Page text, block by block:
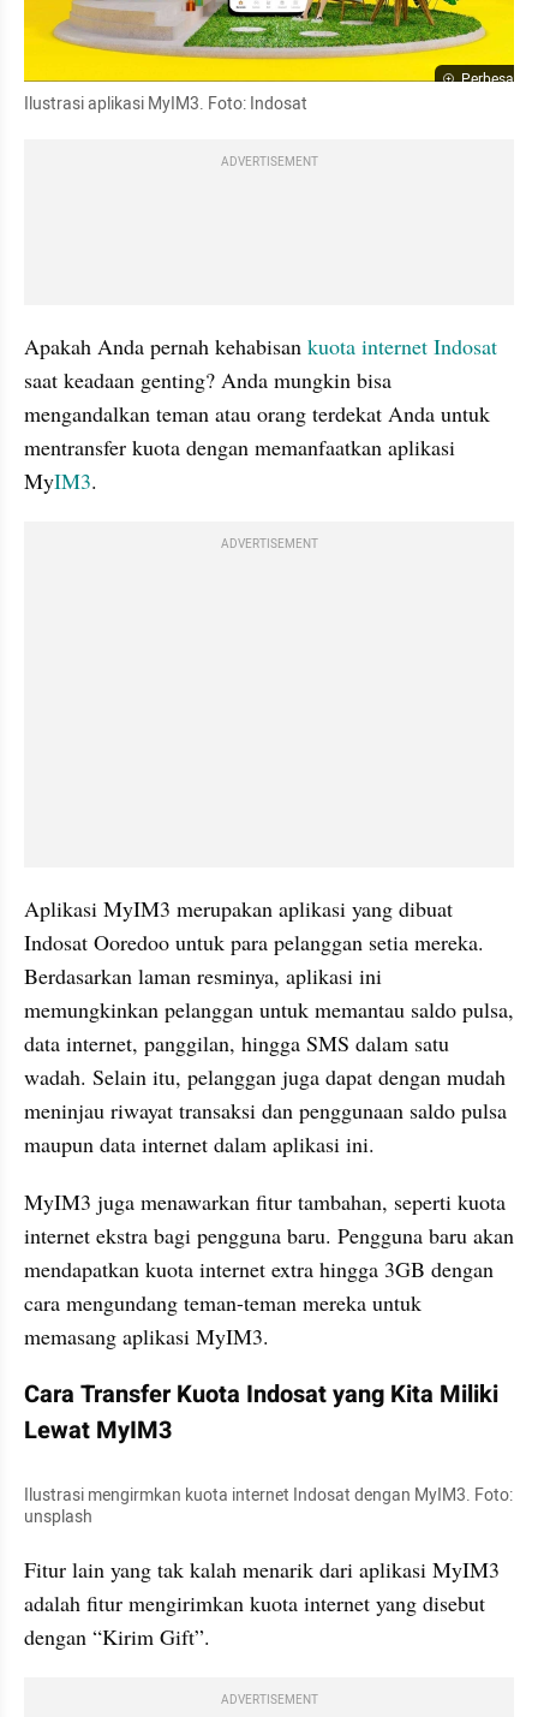
Perbesar
Ilustrasi aplikasi MyIM3. Foto: Indosat
ADVERTISEMENT
Apakah Anda pernah kehabisan kuota internet Indosat
saat keadaan genting? Anda mungkin bisa
mengandalkan teman atau orang terdekat Anda untuk
mentransfer kuota dengan memanfaatkan aplikasi
MyIM3.
ADVERTISEMENT
Aplikasi MyIM3 merupakan aplikasi yang dibuat
Indosat Ooredoo untuk para pelanggan setia mereka.
Berdasarkan laman resminya, aplikasi ini
memungkinkan pelanggan untuk memantau saldo pulsa,
data internet, panggilan, hingga SMS dalam satu
wadah. Selain itu, pelanggan juga dapat dengan mudah
meninjau riwayat transaksi dan penggunaan saldo pulsa
maupun data internet dalam aplikasi ini.
MyIM3 juga menawarkan fitur tambahan, seperti kuota
internet ekstra bagi pengguna baru. Pengguna baru akan
mendapatkan kuota internet extra hingga 3GB dengan
cara mengundang teman-teman mereka untuk
memasang aplikasi MyIM3.
Cara Transfer Kuota Indosat yang Kita Miliki
Lewat MyIM3
Ilustrasi mengirmkan kuota internet Indosat dengan MyIM3. Foto:
unsplash
Fitur lain yang tak kalah menarik dari aplikasi MyIM3
adalah fitur mengirimkan kuota internet yang disebut
dengan “Kirim Gift”.
ADVERTISEMENT